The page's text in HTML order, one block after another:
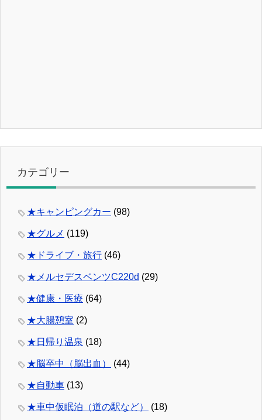
カテゴリー
★キャンピングカー (98)
★グルメ (119)
★ドライブ・旅行 (46)
★メルセデスベンツC220d (29)
★健康・医療 (64)
★大腸憩室 (2)
★日帰り温泉 (18)
★脳卒中（脳出血） (44)
★自動車 (13)
★車中仮眠泊（道の駅など） (18)